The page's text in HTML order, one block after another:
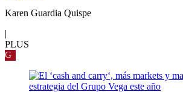
Karen Guardia Quispe
|
PLUS
G